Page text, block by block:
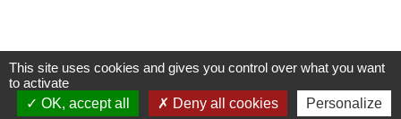
This site uses cookies and gives you control over what you want
to activate
OK, accept all
Deny all cookies Personalize